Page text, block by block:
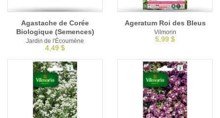
Agastache de Corée
Biologique (Semences)
Jardin de l'Écoumène
4,49 $
Ageratum Roi des Bleus
Vilmorin
5,99 $